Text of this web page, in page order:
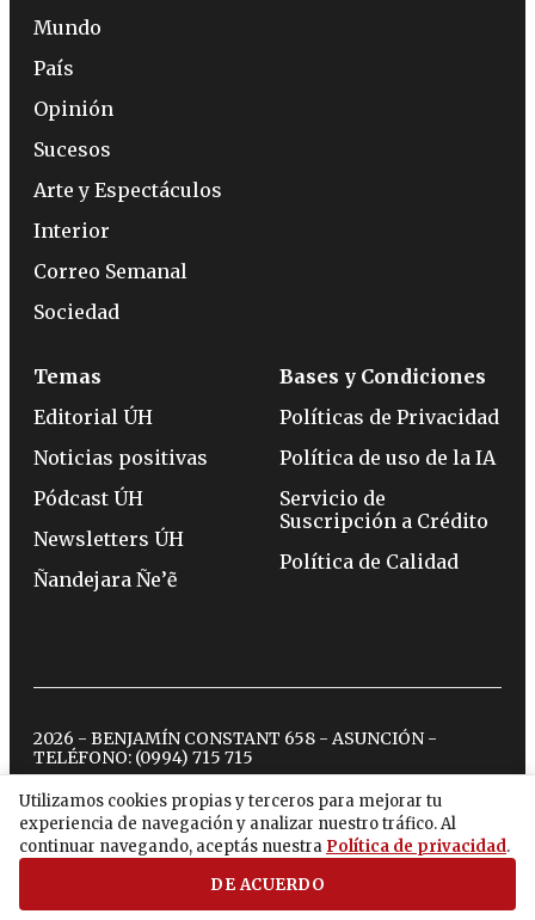
Utilizamos cookies propias y terceros para mejorar tu
experiencia de navegación y analizar nuestro tráfico. Al
continuar navegando, aceptás nuestra Política de privacidad.
DE ACUERDO
Mundo
País
Opinión
Sucesos
Arte y Espectáculos
Interior
Correo Semanal
Sociedad
Temas
Editorial ÚH
Noticias positivas
Pódcast ÚH
Newsletters ÚH
Ñandejara Ñe’ẽ
Bases y Condiciones
Políticas de Privacidad
Política de uso de la IA
Servicio de
Suscripción a Crédito
Política de Calidad
2026 - BENJAMÍN CONSTANT 658 - ASUNCIÓN -
TELÉFONO: (0994) 715 715
twitterinstagram
facebook
tiktokyoutubespotify